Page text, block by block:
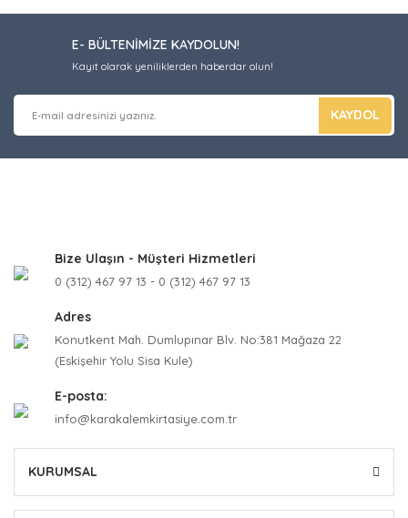
E- BÜLTENİMİZE KAYDOLUN!
Kayıt olarak yeniliklerden haberdar olun!
KAYDOL
Bize Ulaşın - Müşteri Hizmetleri
0 (312) 467 97 13 - 0 (312) 467 97 13
Adres
Konutkent Mah. Dumlupınar Blv. No:381 Mağaza 22
(Eskişehir Yolu Sisa Kule)
E-posta:
info@karakalemkirtasiye.com.tr
KURUMSAL